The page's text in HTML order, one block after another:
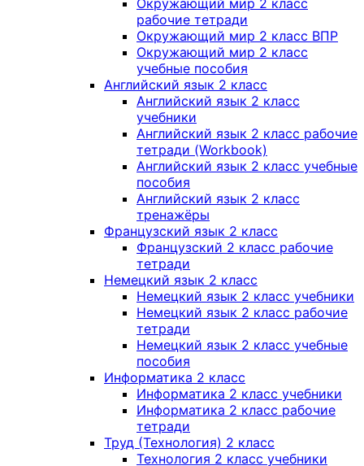
Окружающий мир 2 класс
рабочие тетради
Окружающий мир 2 класс ВПР
Окружающий мир 2 класс
учебные пособия
Английский язык 2 класс
Английский язык 2 класс
учебники
Английский язык 2 класс рабочие
тетради (Workbook)
Английский язык 2 класс учебные
пособия
Английский язык 2 класс
тренажёры
Французский язык 2 класс
Французский 2 класс рабочие
тетради
Немецкий язык 2 класс
Немецкий язык 2 класс учебники
Немецкий язык 2 класс рабочие
тетради
Немецкий язык 2 класс учебные
пособия
Информатика 2 класс
Информатика 2 класс учебники
Информатика 2 класс рабочие
тетради
Труд (Технология) 2 класс
Технология 2 класс учебники